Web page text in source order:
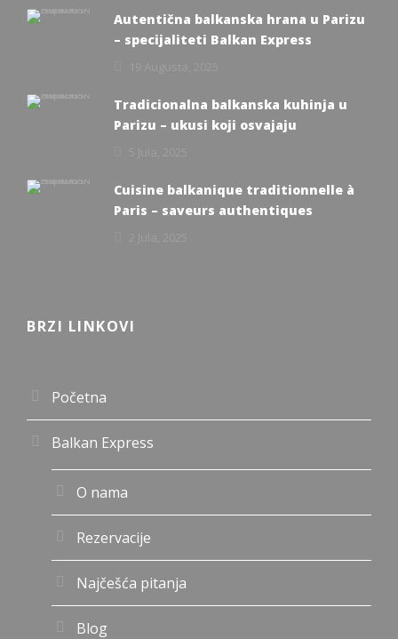
Autentična balkanska hrana u Parizu
– specijaliteti Balkan Express
Tradicionalna balkanska kuhinja u
Parizu – ukusi koji osvajaju
Cuisine balkanique traditionnelle à
Paris – saveurs authentiques
BRZI LINKOVI
Početna
Balkan Express
O nama
Rezervacije
Najčešća pitanja
Blog